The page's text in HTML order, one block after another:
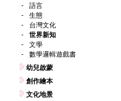
- 語言
- 生態
- 台灣文化
- 世界新知
- 文學
- 數學邏輯遊戲書
幼兒啟蒙
創作繪本
文化地景